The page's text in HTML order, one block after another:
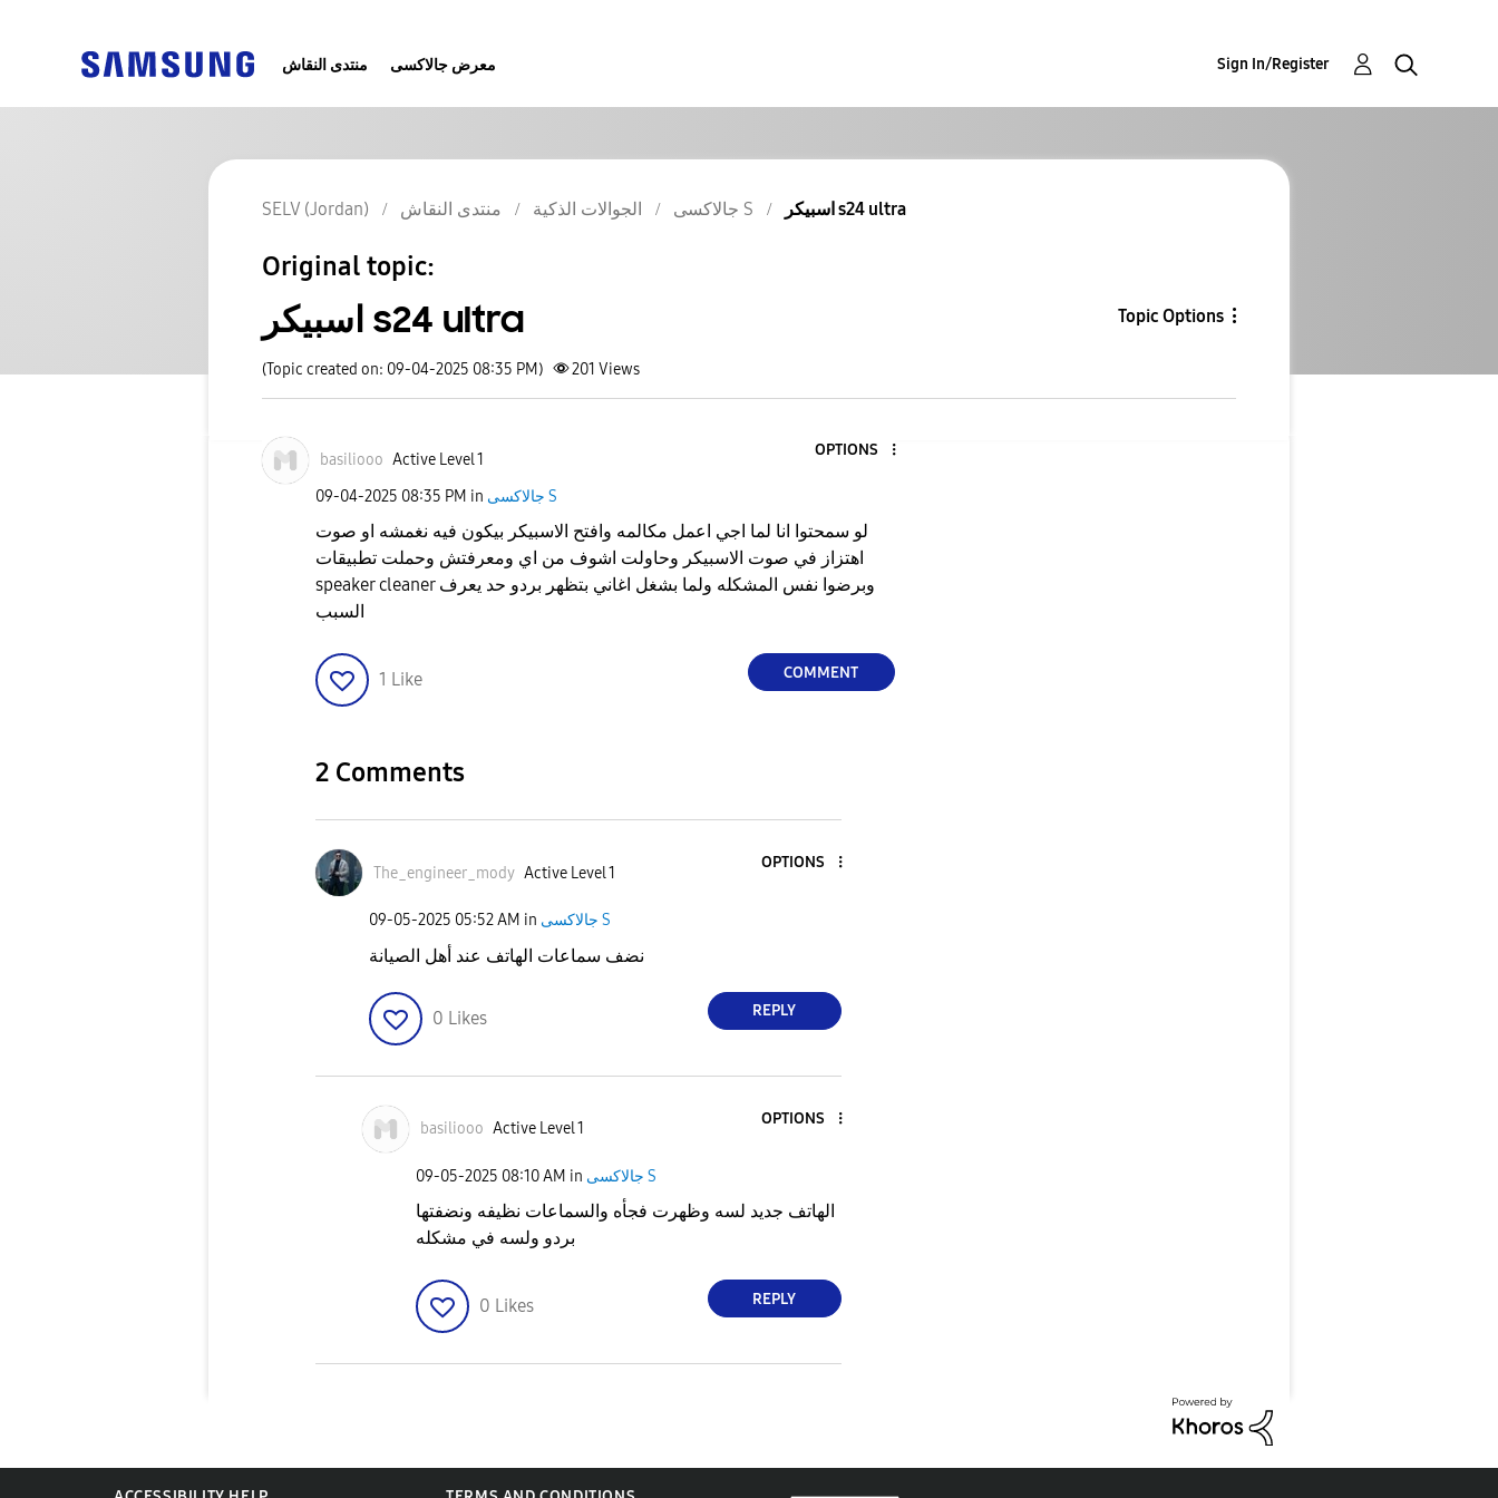
منتدى النقاش معرض جالاكسى Sign In/Register
SELV (Jordan) منتدى النقاش الجوالات الذكية جالاكسى S اسبيكر s24 ultra
Original topic:
اسبيكر s24 ultra Topic Options
(Topic created on: 09-04-2025 08:35 PM) 201 Views
basiliooo Active Level 1
OPTIONS
‎09-04-2025 08:35 PM in جالاكسى S
لو سمحتوا انا لما اجي اعمل مكالمه وافتح الاسبيكر بيكون فيه نغمشه او صوت
اهتزاز في صوت الاسبيكر وحاولت اشوف من اي ومعرفتش وحملت تطبيقات
speaker cleaner وبرضوا نفس المشكله ولما بشغل اغاني بتظهر بردو حد يعرف
1 Like COMMENT
2 Comments
The_engineer_mody Active Level 1
OPTIONS
‎09-05-2025 05:52 AM in جالاكسى S
نضف سماعات الهاتف عند أهل الصيانة
0 Likes REPLY
basiliooo Active Level 1
OPTIONS
‎09-05-2025 08:10 AM in جالاكسى S
الهاتف جديد لسه وظهرت فجأه والسماعات نظيفه ونضفتها
0 Likes REPLY